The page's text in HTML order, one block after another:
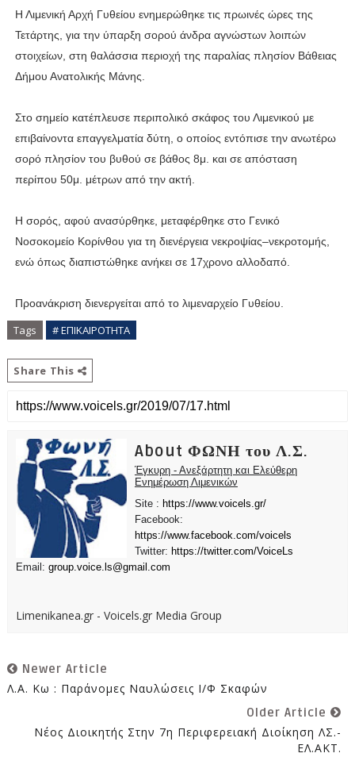
Η Λιμενική Αρχή Γυθείου ενημερώθηκε τις πρωινές ώρες της
Τετάρτης, για την ύπαρξη σορού άνδρα αγνώστων λοιπών
στοιχείων, στη θαλάσσια περιοχή της παραλίας πλησίον Βάθειας
Δήμου Ανατολικής Μάνης.
Στο σημείο κατέπλευσε περιπολικό σκάφος του Λιμενικού με
επιβαίνοντα επαγγελματία δύτη, ο οποίος εντόπισε την ανωτέρω
σορό πλησίον του βυθού σε βάθος 8μ. και σε απόσταση
περίπου 50μ. μέτρων από την ακτή.
Η σορός, αφού ανασύρθηκε, μεταφέρθηκε στο Γενικό
Νοσοκομείο Κορίνθου για τη διενέργεια νεκροψίας–νεκροτομής,
ενώ όπως διαπιστώθηκε ανήκει σε 17χρονο αλλοδαπό.
Προανάκριση διενεργείται από το λιμεναρχείο Γυθείου.
Tags # ΕΠΙΚΑΙΡΟΤΗΤΑ
Share This
About ΦΩΝΗ του Λ.Σ.
Έγκυρη - Ανεξάρτητη και Ελεύθερη
Ενημέρωση Λιμενικών
Site : https://www.voicels.gr/
Facebook:
https://www.facebook.com/voicels
Twitter: https://twitter.com/VoiceLs
Email: group.voice.ls@gmail.com
Limenikanea.gr - Voicels.gr Media Group
Newer Article
Λ.Α. Κω : Παράνομες Ναυλώσεις Ι/Φ Σκαφών
Older Article
Νέος Διοικητής Στην 7η Περιφερειακή Διοίκηση ΛΣ.-
ΕΛ.ΑΚΤ.